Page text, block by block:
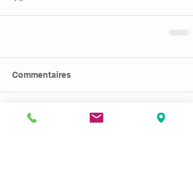
Commentaires
Rédigez un commentaire...